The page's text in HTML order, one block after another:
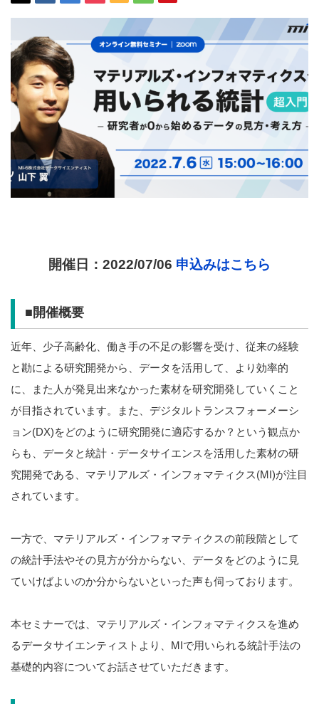
開催日： 2022/07/06 申込みはこちら
■開催概要
近年、少子高齢化、働き手の不足の影響を受け、従来の経験
と勘による研究開発から、データを活用して、より効率的
に、また人が発見出来なかった素材を研究開発していくこと
が目指されています。また、デジタルトランスフォーメーシ
ョン(DX)をどのように研究開発に適応するか？という観点か
らも、データと統計・データサイエンスを活用した素材の研
究開発である、マテリアルズ・インフォマティクス(MI)が注目
されています。
一方で、マテリアルズ・インフォマティクスの前段階として
の統計手法やその見方が分からない、データをどのように見
ていけばよいのか分からないといった声も伺っております。
本セミナーでは、マテリアルズ・インフォマティクスを進め
るデータサイエンティストより、MIで用いられる統計手法の
基礎的内容についてお話させていただきます。